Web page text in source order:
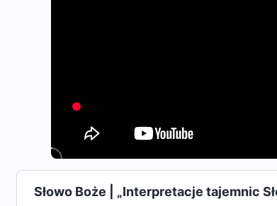
Słowo Boże | „Interpretacje tajemnic